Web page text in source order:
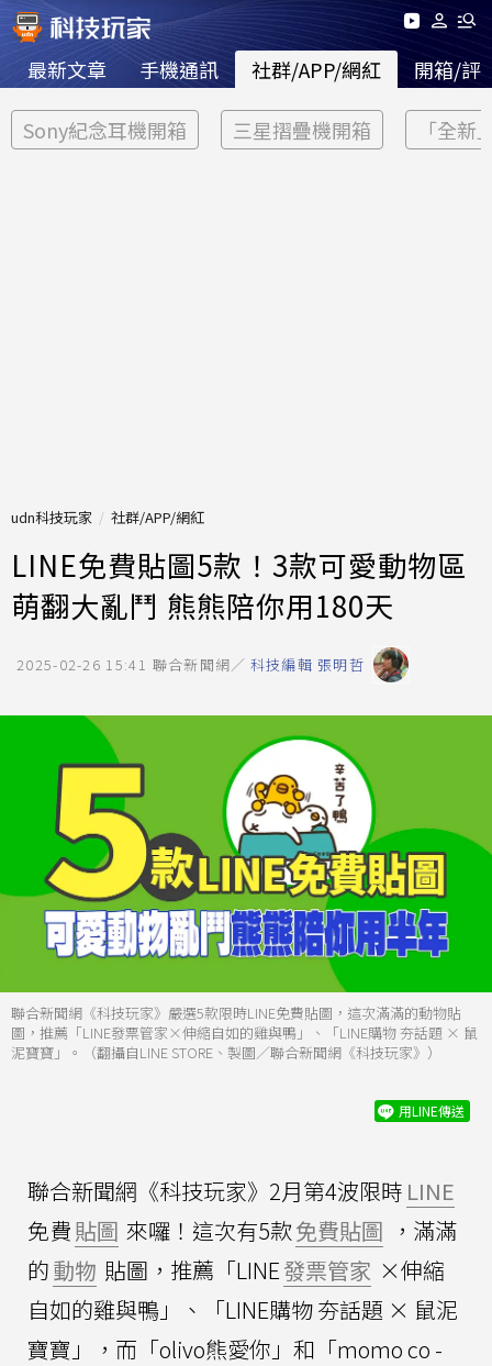
最新文章 手機通訊 社群/APP/網紅 開箱/評
Sony紀念耳機開箱 三星摺疊機開箱 「全新
udn科技玩家 社群/APP/網紅
LINE免費貼圖5款！3款可愛動物區
萌翻大亂鬥 熊熊陪你用180天
2025-02-26 15:41 聯合新聞網／ 科技編輯 張明哲
聯合新聞網《科技玩家》嚴選5款限時LINE免費貼圖，這次滿滿的動物貼
圖，推薦「LINE發票管家×伸縮自如的雞與鴨」、「LINE購物 夯話題 × 鼠
泥寶寶」。（翻攝自LINE STORE、製圖／聯合新聞網《科技玩家》）
用LINE傳送
聯合新聞網《科技玩家》2月第4波限時 LINE
免費貼圖 來囉！這次有5款免費貼圖 ，滿滿
的動物 貼圖，推薦「LINE發票管家 ×伸縮
自如的雞與鴨」、「LINE購物 夯話題 × 鼠泥
寶寶」，而「olivo熊愛你」和「momo co -